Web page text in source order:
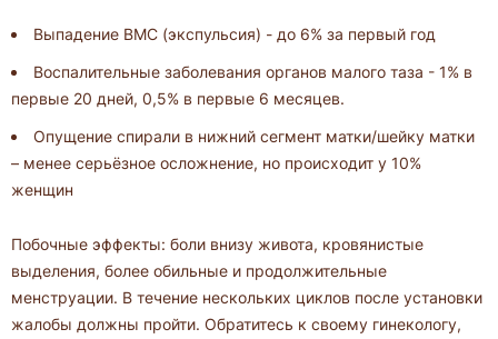
Выпадение ВМС (экспульсия) - до 6% за первый год
Воспалительные заболевания органов малого таза - 1% в
первые 20 дней, 0,5% в первые 6 месяцев.
Опущение спирали в нижний сегмент матки/шейку матки
– менее серьёзное осложнение, но происходит у 10%
женщин
Побочные эффекты: боли внизу живота, кровянистые
выделения, более обильные и продолжительные
менструации. В течение нескольких циклов после установки
жалобы должны пройти. Обратитесь к своему гинекологу,